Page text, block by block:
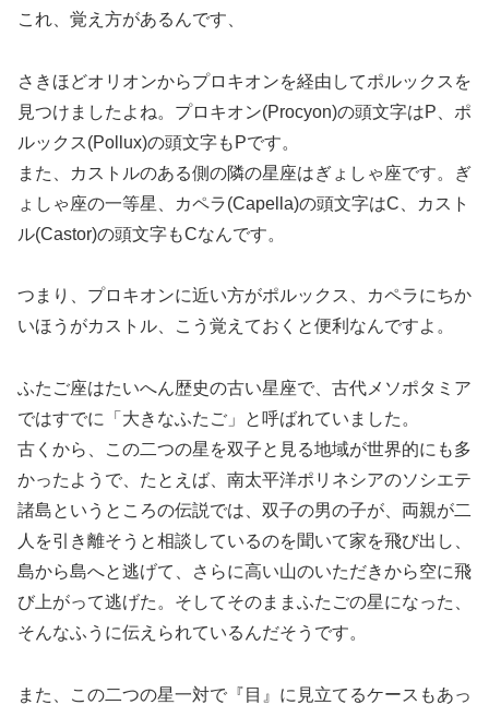
これ、覚え方があるんです、
さきほどオリオンからプロキオンを経由してポルックスを
見つけましたよね。プロキオン(Procyon)の頭文字はP、ポ
ルックス(Pollux)の頭文字もPです。
また、カストルのある側の隣の星座はぎょしゃ座です。ぎ
ょしゃ座の一等星、カペラ(Capella)の頭文字はC、カスト
ル(Castor)の頭文字もCなんです。
つまり、プロキオンに近い方がポルックス、カペラにちか
いほうがカストル、こう覚えておくと便利なんですよ。
ふたご座はたいへん歴史の古い星座で、古代メソポタミア
ではすでに「大きなふたご」と呼ばれていました。
古くから、この二つの星を双子と見る地域が世界的にも多
かったようで、たとえば、南太平洋ポリネシアのソシエテ
諸島というところの伝説では、双子の男の子が、両親が二
人を引き離そうと相談しているのを聞いて家を飛び出し、
島から島へと逃げて、さらに高い山のいただきから空に飛
び上がって逃げた。そしてそのままふたごの星になった、
そんなふうに伝えられているんだそうです。
また、この二つの星一対で『目』に見立てるケースもあっ